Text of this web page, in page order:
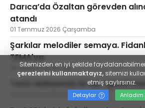
Darıca’da Özaltan görevden
atandı
01 Temmuz 2026 Çarşamba
Şarkılar melodiler semaya.
TEMA'ya
30 Haziran 2026 Salı
Taciz iddiasında iki ayrı genel
Sitemizden en iyi şekilde
çerezlerini kullanmaktayız, sitemizi
etmiş saylırsınız.
Detaylar Anladım